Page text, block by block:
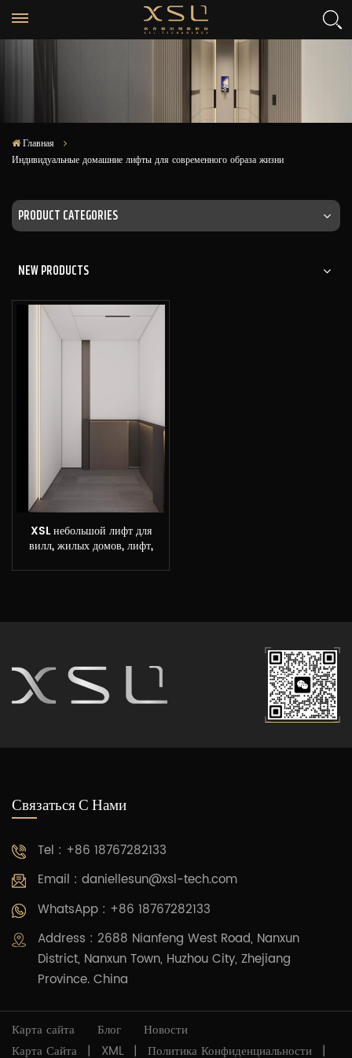
Главная
Индивидуальные домашние лифты для современного образа жизни
PRODUCT CATEGORIES
NEW PRODUCTS
XSL небольшой лифт для
вилл, жилых домов, лифт,
Связаться С Нами
Tel : +86 18767282133
Email : daniellesun@xsl-tech.com
WhatsApp : +86 18767282133
Address : 2688 Nianfeng West Road, Nanxun
District, Nanxun Town, Huzhou City, Zhejiang
Province. China
Карта сайта Блог
Новости
Карта Сайта | XML | Политика Конфиденциальности |